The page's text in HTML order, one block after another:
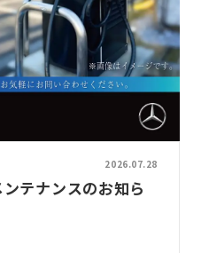
2026.07.28
ンテナンスのお知ら